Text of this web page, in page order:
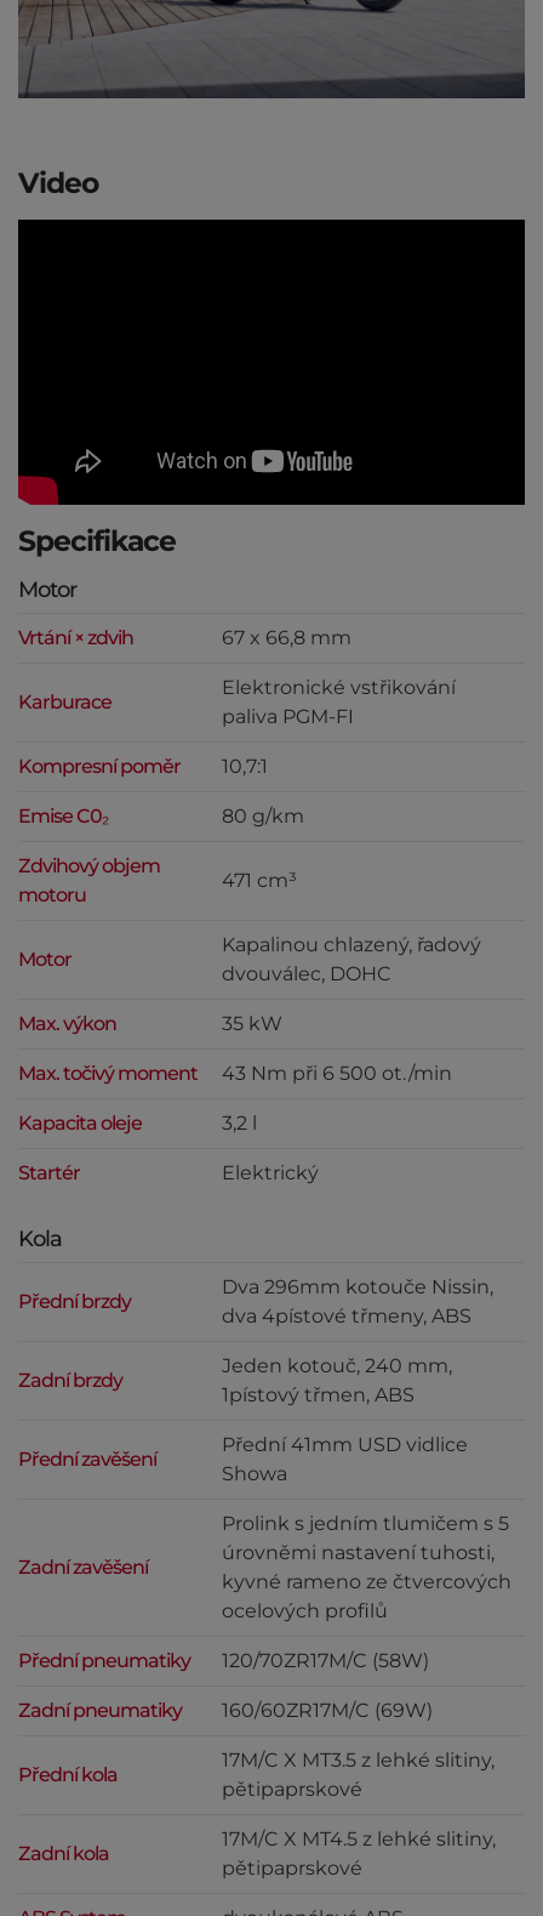
Video
Specifikace
Motor
Vrtání × zdvih 67 x 66,8 mm
Karburace
Elektronické vstřikování
paliva PGM-FI
Kompresní poměr 10,7:1
Emise C0₂ 80 g/km
Zdvihový objem
motoru
471 cm³
Motor
Kapalinou chlazený, řadový
dvouválec, DOHC
Max. výkon 35 kW
Max. točivý moment 43 Nm při 6 500 ot./min
Kapacita oleje 3,2 l
Startér Elektrický
Kola
Přední brzdy
Dva 296mm kotouče Nissin,
dva 4pístové třmeny, ABS
Zadní brzdy
Jeden kotouč, 240 mm,
1pístový třmen, ABS
Přední zavěšení
Přední 41mm USD vidlice
Showa
Zadní zavěšení
Prolink s jedním tlumičem s 5
úrovněmi nastavení tuhosti,
kyvné rameno ze čtvercových
ocelových profilů
Přední pneumatiky 120/70ZR17M/C (58W)
Zadní pneumatiky 160/60ZR17M/C (69W)
Přední kola
17M/C X MT3.5 z lehké slitiny,
pětipaprskové
Zadní kola
17M/C X MT4.5 z lehké slitiny,
pětipaprskové